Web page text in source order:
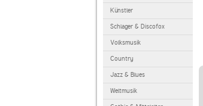
Künstler
Schlager & Discofox
Volksmusik
Country
Jazz & Blues
Weltmusik